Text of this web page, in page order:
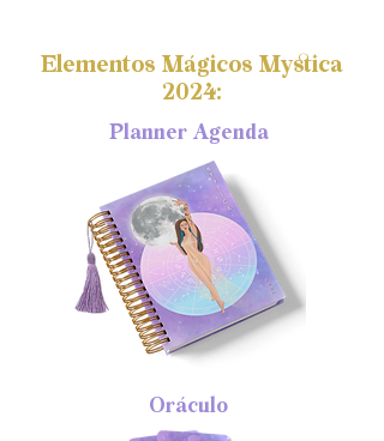
Elementos Mágicos Mystica
2024:
Planner Agenda
Oráculo